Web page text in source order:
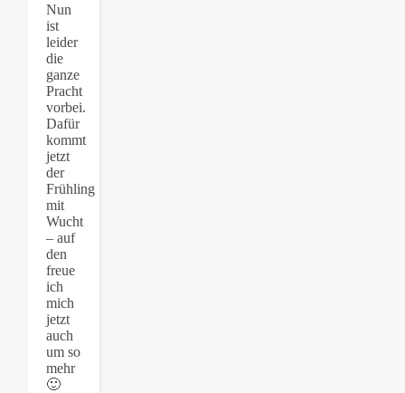
Nun
ist
leider
die
ganze
Pracht
vorbei.
Dafür
kommt
jetzt
der
Frühling
mit
Wucht
– auf
den
freue
ich
mich
jetzt
auch
um so
mehr
🙂